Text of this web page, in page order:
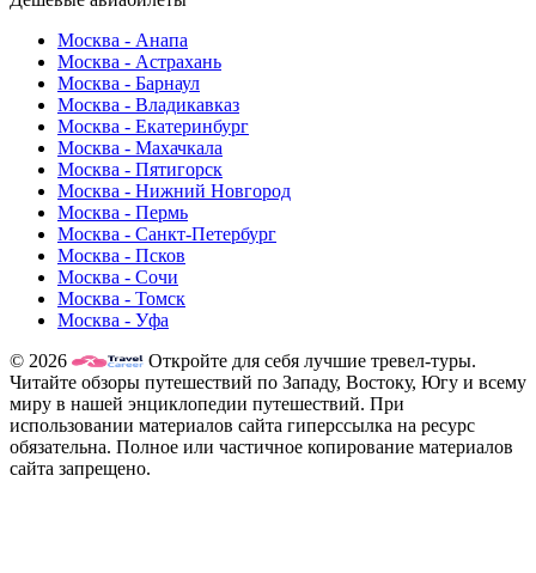
Москва - Анапа
Москва - Астрахань
Москва - Барнаул
Москва - Владикавказ
Москва - Екатеринбург
Москва - Махачкала
Москва - Пятигорск
Москва - Нижний Новгород
Москва - Пермь
Москва - Санкт-Петербург
Москва - Псков
Москва - Сочи
Москва - Томск
Москва - Уфа
© 2026
Откройте для себя лучшие тревел-туры.
Читайте обзоры путешествий по Западу, Востоку, Югу и всему
миру в нашей энциклопедии путешествий. При
использовании материалов сайта гиперссылка на ресурс
обязательна. Полное или частичное копирование материалов
сайта запрещено.